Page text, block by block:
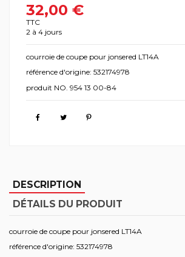
32,00 €
TTC
2 à 4 jours
courroie de coupe pour jonsered LT14A
référence d'origine: 532174978
produit NO. 954 13 00-84
DESCRIPTION
DÉTAILS DU PRODUIT
courroie de coupe pour jonsered LT14A
référence d'origine: 532174978